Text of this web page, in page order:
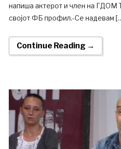
напиша актерот и член на ГДОМ
својот ФБ профил.-Се надевам
Continue Reading →